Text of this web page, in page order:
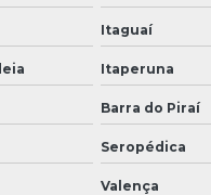
Itaguaí
Itaperuna
Barra do Piraí
Seropédica
Valença